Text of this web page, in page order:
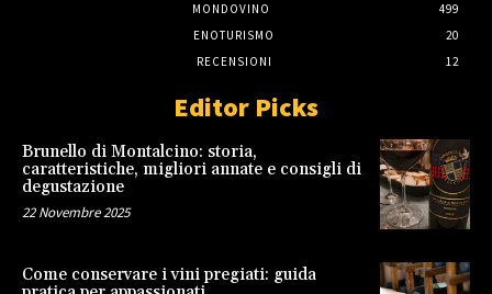
MONDOVINO
499
ENOTURISMO
20
RECENSIONI
12
Editor Picks
Brunello di Montalcino: storia,
caratteristiche, migliori annate e consigli di
degustazione
22 Novembre 2025
Come conservare i vini pregiati: guida